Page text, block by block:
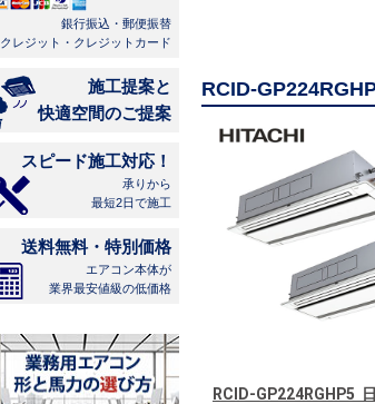
銀行振込・郵便振替
クレジット・クレジットカード
施工提案と
快適空間のご提案
スピード施工対応！
承りから
最短2日で施工
送料無料・特別価格
エアコン本体が
業界最安値級の低価格
RCID-
RCID-GP224RGHP5